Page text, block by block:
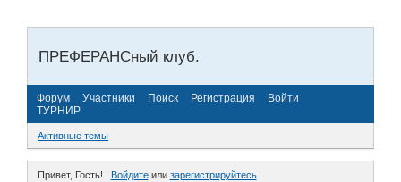
ПРЕФЕРАНСный клуб.
Форум Участники Поиск Регистрация
Войти
ТУРНИР
Активные темы
Привет, Гость! Войдитеили зарегистрируйтесь.